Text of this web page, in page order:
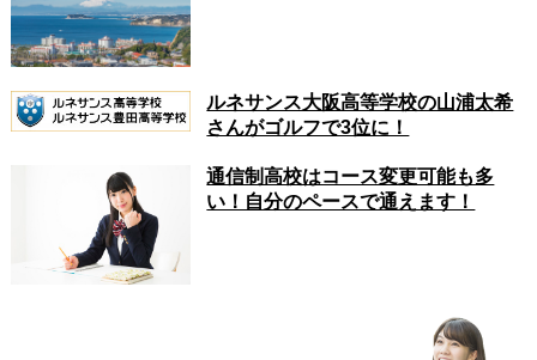
ルネサンス大阪高等学校の山浦太希
さんがゴルフで3位に！
通信制高校はコース変更可能も多
い！自分のペースで通えます！